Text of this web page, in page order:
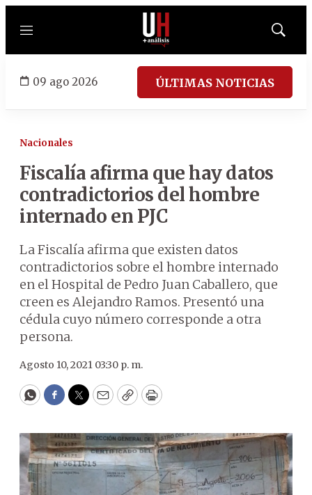
Menú
Mostrar
09 ago 2026 ÚLTIMAS NOTICIAS
Nacionales
Fiscalía afirma que hay datos
contradictorios del hombre
internado en PJC
La Fiscalía afirma que existen datos
contradictorios sobre el hombre internado
en el Hospital de Pedro Juan Caballero, que
creen es Alejandro Ramos. Presentó una
cédula cuyo número corresponde a otra
persona.
Agosto 10, 2021 03:30 p. m.
WhatsApp
Facebook
Twitter
EmailCopyPrint